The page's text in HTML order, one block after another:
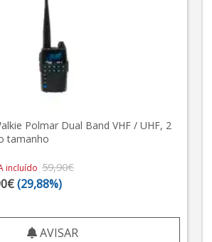
Polmar Dual Band VHF / UHF, 2
tamanho
incluído 59,90€
(29,88%)
AVISAR